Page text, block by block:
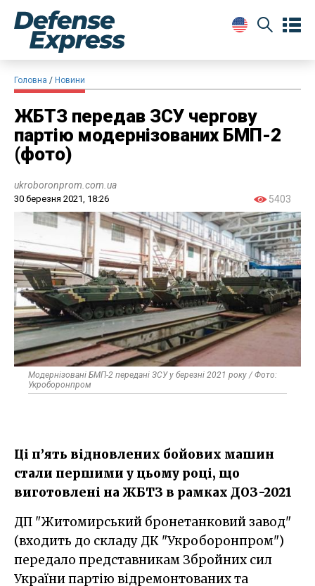
Головна Новини
ЖБТЗ передав ЗСУ чергову
партію модернізованих БМП-2
(фото)
ukroboronprom.com.ua
30 березня 2021, 18:26 5403
Модернізовані БМП-2 передані ЗСУ у березні 2021 року / Фото:
Укроборонпром
Ці п’ять відновлених бойових машин
стали першими у цьому році, що
виготовлені на ЖБТЗ в рамках ДОЗ-2021
ДП "Житомирський бронетанковий завод"
(входить до складу ДК "Укроборонпром")
передало представникам Збройних сил
України партію відремонтованих та